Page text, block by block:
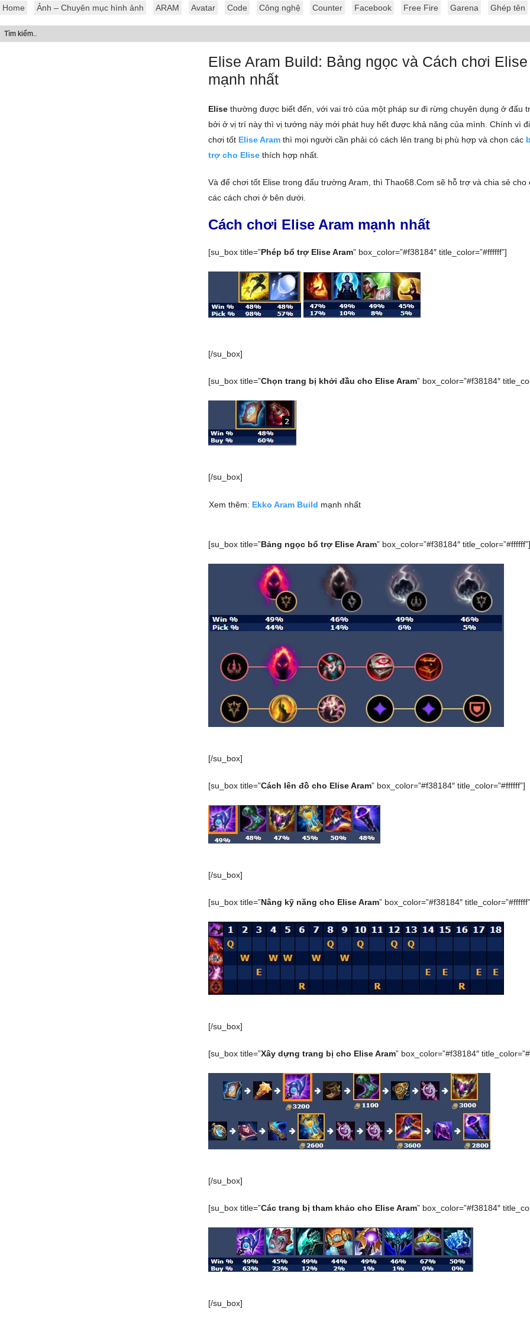
Home Ảnh – Chuyên mục hình ảnh ARAM Avatar Code Công nghệ Counter Facebook Free Fire Garena Ghép tên
Elise Aram Build: Bảng ngọc và Cách chơi Elise
mạnh nhất
Elise thường được biết đến, với vai trò của một pháp sư đi rừng chuyên dụng ở đấu
bởi ở vị trí này thì vị tướng này mới phát huy hết được khả năng của mình. Chính vì
chơi tốt Elise Aram thì mọi người cần phải có cách lên trang bị phù hợp và chọn các
trợ cho Elise thích hợp nhất.
Và để chơi tốt Elise trong đấu trường Aram, thì Thao68.Com sẽ hỗ trợ và chia sẻ cho
các cách chơi ở bên dưới.
Cách chơi Elise Aram mạnh nhất
[su_box title=”Phép bổ trợ Elise Aram” box_color=”#f38184″ title_color=”#ffffff”]
[/su_box]
[su_box title=”Chọn trang bị khởi đầu cho Elise Aram” box_color=”#f38184″
[/su_box]
Xem thêm: Ekko Aram Build mạnh nhất
[su_box title=”Bảng ngọc bổ trợ Elise Aram” box_color=”#f38184″ title_color=”#ffffff”]
[/su_box]
[su_box title=”Cách lên đồ cho Elise Aram” box_color=”#f38184″ title_color=”#ffffff”]
[/su_box]
[su_box title=”Nâng kỹ năng cho Elise Aram” box_color=”#f38184″
[/su_box]
[su_box title=”Xây dựng trang bị cho Elise Aram” box_color=”#f38184″
[/su_box]
[su_box title=”Các trang bị tham khảo cho Elise Aram” box_color=”#f38184″
[/su_box]